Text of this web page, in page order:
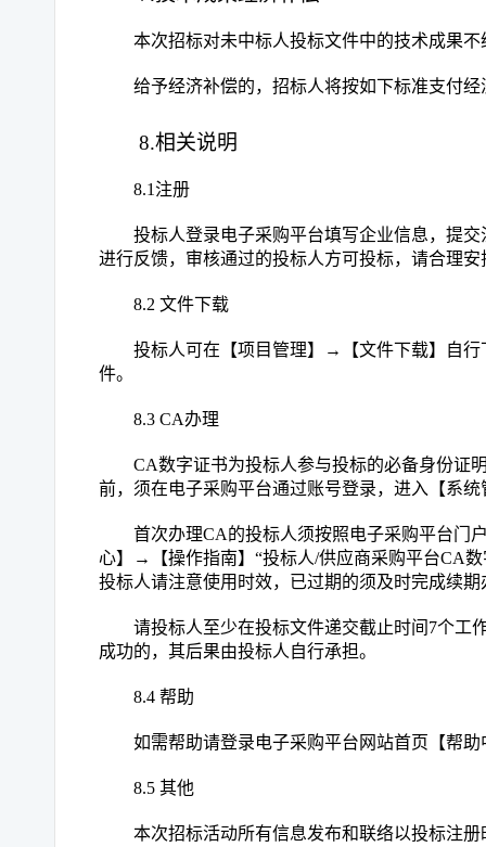
本次招标对未中标人投标文件中的技术成果
给予经济补偿的，招标人将按如下标准支付经
8.相关说明
8.1注册
投标人登录电子采购平台填写企业信息，提
进行反馈，审核通过的投标人方可投标，请合理安
8.2 文件下载
投标人可在【项目管理】
→【文件下载】自行
件。
8.3 CA办理
CA数字证书为投标人参与投标的必备身份证
前，须在电子采购平台通过账号登录，进入【系
首次办理CA的投标人须按照电子采购平台门户
心】→【操作指南】“投标人/供应商采购平台CA
投标人请注意使用时效，已过期的须及时完成续期
请投标人至少在投标文件递交截止时间 7个工
成功的，其后果由投标人自行承担。
8.4 帮助
如需帮助请登录电子采购平台网站首页【帮助
8.5 其他
本次招标活动所有信息发布和联络以投标注